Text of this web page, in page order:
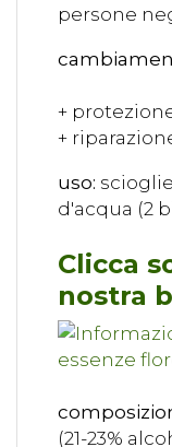
persone
+
+
uso:
d'acqua (2
Clicca
nostra
(21-23%